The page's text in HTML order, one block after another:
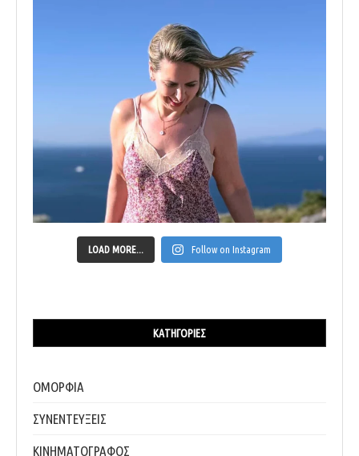
LOAD MORE... Follow on Instagram
ΚΑΤΗΓΟΡΊΕΣ
ΟΜΟΡΦΙΑ
ΣΥΝΕΝΤΕΥΞΕΙΣ
ΚΙΝΗΜΑΤΟΓΡΑΦΟΣ